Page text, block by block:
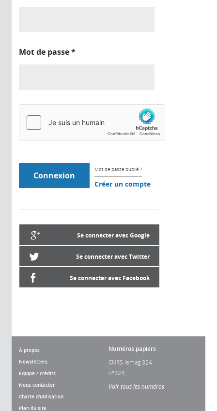
Mot de passe*
Mot de passe oublié ?
Créer un compte
Se connecter avec Google
Se connecter avec Twitter
Se connecter avec Facebook
À propos
Newsletters
Équipe / crédits
Nous contacter
Charte d'utilisation
Plan du site
Numéros papiers
CNRS lemag 324
n°324
Voir tous les numéros